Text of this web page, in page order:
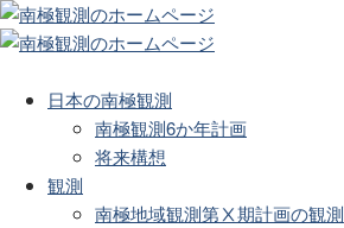
日本の南極観測
南極観測6か年計画
将来構想
観測
南極地域観測第Ⅹ期計画の観測